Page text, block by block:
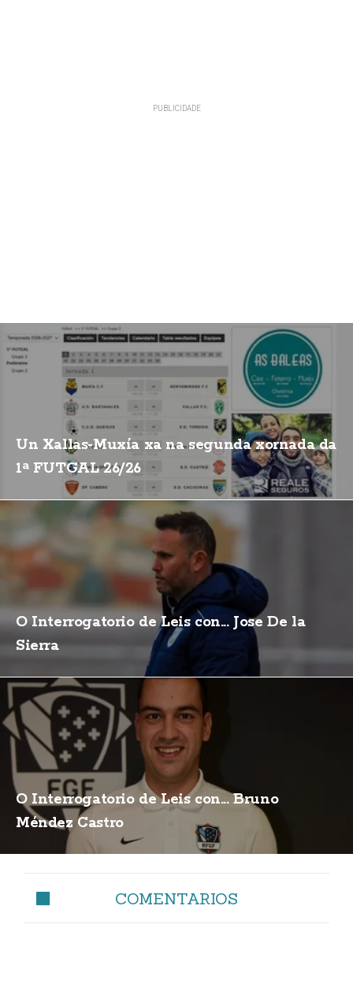
Un Xallas-Muxía xa na segunda xornada da
1ª FUTGAL 26/26
O Interrogatorio de Leis con... Jose De la
Sierra
O Interrogatorio de Leis con... Bruno
Méndez Castro
COMENTARIOS